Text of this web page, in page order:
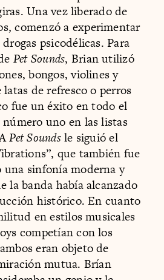
Una vez liberado de
comenzó a experimentar
psicodélicas. Para
Pet Sounds, Brian utilizó
bongos, violines y
de refresco o perros
fue un éxito en todo el
uno en las listas
Pet Soundsle siguió el
que también fue
una sinfonía moderna y
la banda había alcanzado
histórico. En cuanto
en estilos musicales
competían con los
eran objeto de
mutua. Brían